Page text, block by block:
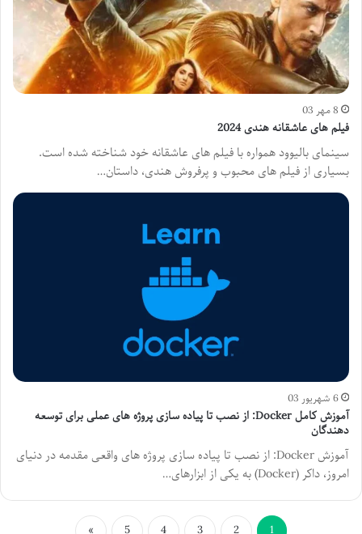
8 مهر 03
فیلم های عاشقانه هندی 2024
سینمای بالیوود همواره با فیلم های عاشقانه خود شناخته شده است.
بسیاری از فیلم های محبوب و پرفروش هندی، داستان…
6 شهریور 03
آموزش کامل Docker: از نصب تا پیاده سازی پروژه های عملی برای توسعه
دهندگان
آموزش Docker: از نصب تا پیاده سازی پروژه های واقعی مقدمه در دنیای
امروز، داکر (Docker) به یکی از ابزارهای…